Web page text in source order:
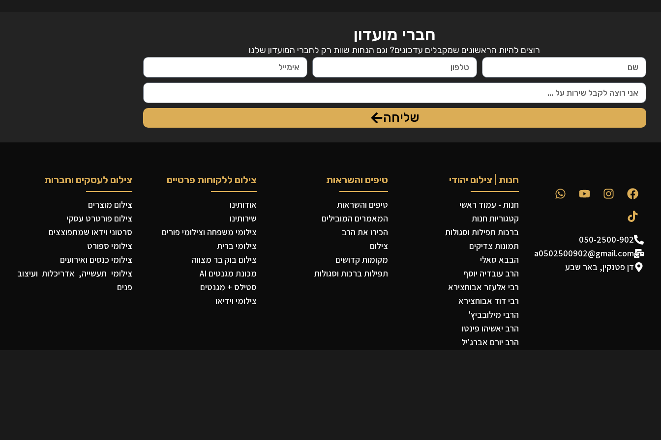
חברי מועדון
רוצים להיות הראשונים שמקבלים עדכונים? וגם הנחות שוות רק לחברי המועדון שלנו
שליחה
050-2500-902
a0502500902@gmail.com
דן פטנקין, באר שבע
חנות | צילום יהודי
חנות - עמוד ראשי
קטגוריות חנות
ברכות תפילות וסגולות
תמונות צדיקים
הבבא סאלי
הרב עובדיה יוסף
רבי אלעזר אבוחצירא
רבי דוד אבוחצירא
הרבי מילובביץ'
הרב יאשיהו פינטו
הרב יורם אברג'יל
טיפים והשראות
טיפים והשראות
המאמרים המובילים
הכירו את הרב
צילום
מקומות קדושים
תפילות ברכות וסגולות
צילום ללקוחות פרטיים
אודותינו
שירותינו
צילומי משפחה וצילומי פורים
צילומי ברית
צילום בוק בר מצווה
מכונת מגנטים AI
סטילס + מגנטים
צילומי וידיאו
צילום לעסקים וחברות
צילום מוצרים
צילום פורטרט עסקי
סרטוני וידאו שמתפוצצים
צילומי ספורט
צילומי כנסים ואירועים
צילומי תעשייה, אדריכלות ועיצוב
פנים